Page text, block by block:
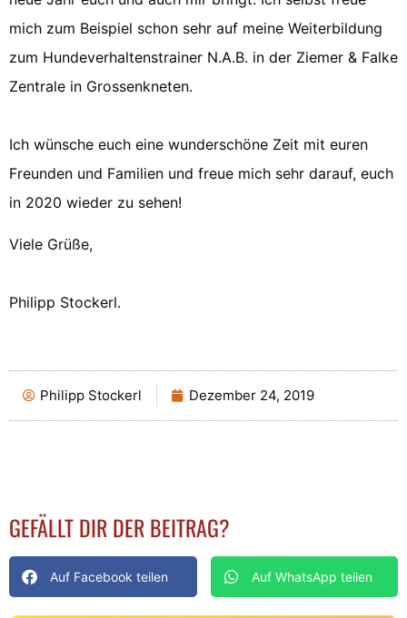
mich zum Beispiel schon sehr auf meine Weiterbildung
zum Hundeverhaltenstrainer N.A.B. in der Ziemer & Falke
Zentrale in Grossenkneten.
Ich wünsche euch eine wunderschöne Zeit mit euren
Freunden und Familien und freue mich sehr darauf, euch
in 2020 wieder zu sehen!
Viele Grüße,
Philipp Stockerl.
Philipp Stockerl Dezember 24, 2019
GEFÄLLT DIR DER BEITRAG?
Auf Facebook teilen Auf WhatsApp teilen